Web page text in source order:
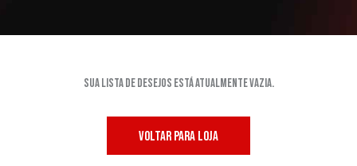
Sua lista de desejos está atualmente vazia.
VOLTAR PARA LOJA